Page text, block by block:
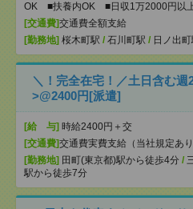
OK ■扶養内OK ■日収1万2000円以
[交通費]交通費全額支給
[勤務地] 桜木町駅 / 石川町駅 / 日ノ出町
＼！完全在宅！／土日含む
>@2400円[派遣]
[給 与] 時給2400円＋交
[交通費]交通費実費支給（当社規定あり
[勤務地] 田町(東京都)駅から徒歩4分 /
駅から徒歩7分